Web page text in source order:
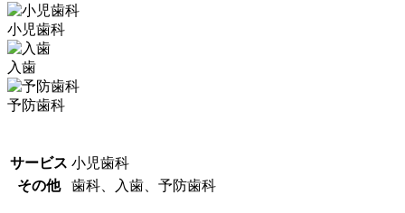
小児歯科
入歯
予防歯科
サービス 小児歯科
その他
歯科、入歯、予防歯科